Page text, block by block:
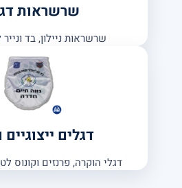
שרשראות
שרשראות ניילון, בד
דגלים ייצוגיים
דגלי הוקרה, פרנזים וקונוס